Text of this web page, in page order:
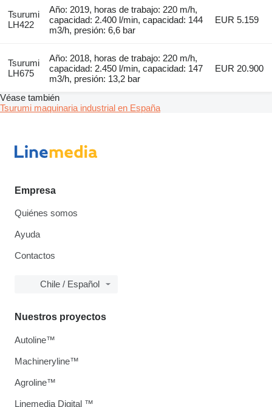
Tsurumi
LH422
Año: 2019, horas de trabajo: 220 m/h,
capacidad: 2.400 l/min, capacidad: 144
m3/h, presión: 6,6 bar
EUR 5.159
Tsurumi
LH675
Año: 2018, horas de trabajo: 220 m/h,
capacidad: 2.450 l/min, capacidad: 147
m3/h, presión: 13,2 bar
EUR 20.900
Véase también
Tsurumi maquinaria industrial en España
Empresa
Quiénes somos
Ayuda
Contactos
Chile / Español
Nuestros proyectos
Autoline™
Machineryline™
Agroline™
Linemedia Digital ™